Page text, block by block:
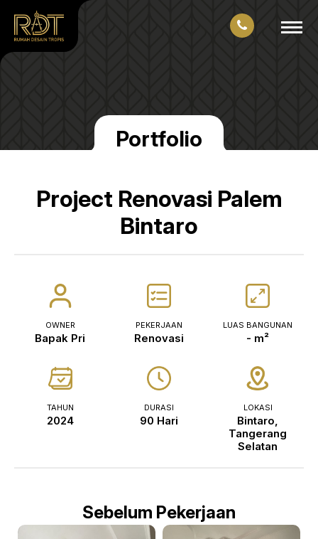
Portfolio
Project Renovasi Palem
Bintaro
OWNER
Bapak Pri
PEKERJAAN
Renovasi
LUAS BANGUNAN
- m²
TAHUN
2024
DURASI
90 Hari
LOKASI
Bintaro,
Tangerang
Selatan
Sebelum Pekerjaan